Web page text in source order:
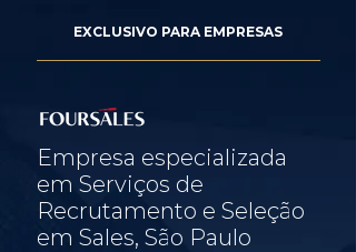
EXCLUSIVO PARA EMPRESAS
Empresa especializada
em Serviços de
Recrutamento e Seleção
em Sales, São Paulo